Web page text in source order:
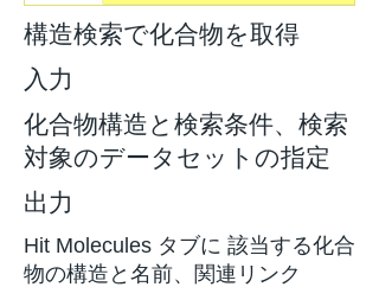
構造検索で化合物を取得
入力
化合物構造と検索条件、検索
対象のデータセットの指定
出力
Hit Molecules タブに 該当する化合
物の構造と名前、関連リンク